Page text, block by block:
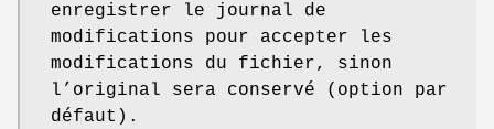
enregistrer le journal de
modifications pour accepter les
modifications du fichier, sinon
l’original sera conservé (option par
défaut).